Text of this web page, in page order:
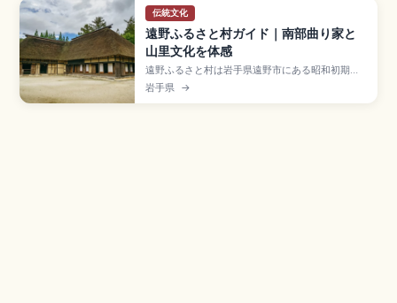
伝統文化
遠野ふるさと村ガイド｜南部曲り家と
山里文化を体感
遠野ふるさと村は岩手県遠野市にある昭和初期の
農村集落を再現した観光施設で、江戸中期〜明治
中期に建てられた茅葺きの「南部曲り家」7棟が並
岩手県 →